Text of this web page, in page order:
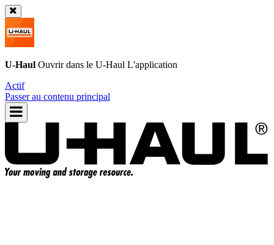
U-Haul Ouvrir dans le U-Haul L'application
Actif
Passer au contenu principal